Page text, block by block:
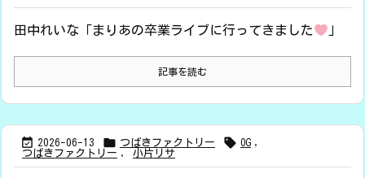
田中れいな「まりあの卒業ライブに行ってきました 」
記事を読む
 2026-06-13  つばきファクトリー  OG ,
つばきファクトリー , 小片リサ